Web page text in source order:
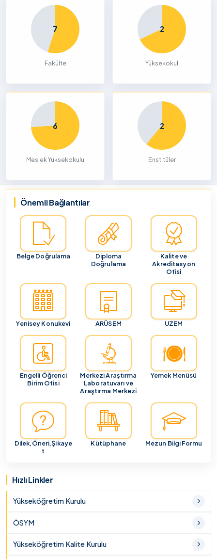
7
Fakülte
2
Yüksekokul
6
Meslek Yüksekokulu
2
Enstitüler
Önemli Bağlantılar
Belge Doğrulama
Diploma
Doğrulama
Kalite ve
Akreditasyon
Ofisi
Yenisey Konukevi ARÜSEM UZEM
Engelli Öğrenci
Birim Ofisi
Merkezi Araştırma
Laboratuvarı ve
Araştırma Merkezi
Yemek Menüsü
Dilek,Öneri,Şikaye
t
Kütüphane Mezun Bilgi Formu
Hızlı Linkler
Yükseköğretim Kurulu
ÖSYM
Yükseköğretim Kalite Kurulu